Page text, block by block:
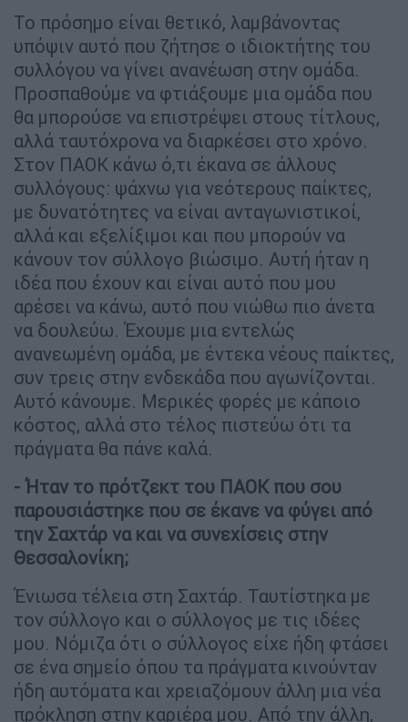
Το πρόσημο είναι θετικό, λαμβάνοντας
υπόψιν αυτό που ζήτησε ο ιδιοκτήτης του
συλλόγου να γίνει ανανέωση στην ομάδα.
Προσπαθούμε να φτιάξουμε μια ομάδα που
θα μπορούσε να επιστρέψει στους τίτλους,
αλλά ταυτόχρονα να διαρκέσει στο χρόνο.
Στον ΠΑΟΚ κάνω ό,τι έκανα σε άλλους
συλλόγους: ψάχνω για νεότερους παίκτες,
με δυνατότητες να είναι ανταγωνιστικοί,
αλλά και εξελίξιμοι και που μπορούν να
κάνουν τον σύλλογο βιώσιμο. Αυτή ήταν η
ιδέα που έχουν και είναι αυτό που μου
αρέσει να κάνω, αυτό που νιώθω πιο άνετα
να δουλεύω. Έχουμε μια εντελώς
ανανεωμένη ομάδα, με έντεκα νέους παίκτες,
συν τρεις στην ενδεκάδα που αγωνίζονται.
Αυτό κάνουμε. Μερικές φορές με κάποιο
κόστος, αλλά στο τέλος πιστεύω ότι τα
πράγματα θα πάνε καλά.
- Ήταν το πρότζεκτ του ΠΑΟΚ που σου
παρουσιάστηκε που σε έκανε να φύγει από
την Σαχτάρ να και να συνεχίσεις στην
Θεσσαλονίκη;
Ένιωσα τέλεια στη Σαχτάρ. Ταυτίστηκα με
τον σύλλογο και ο σύλλογος με τις ιδέες
μου. Νόμιζα ότι ο σύλλογος είχε ήδη φτάσει
σε ένα σημείο όπου τα πράγματα κινούνταν
ήδη αυτόματα και χρειαζόμουν άλλη μια νέα
πρόκληση στην καριέρα μου. Από την άλλη,